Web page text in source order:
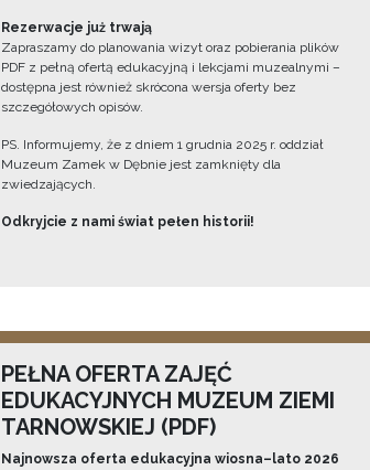
Rezerwacje już trwają
Zapraszamy do planowania wizyt oraz pobierania plików
PDF z pełną ofertą edukacyjną i lekcjami muzealnymi –
dostępna jest również skrócona wersja oferty bez
szczegółowych opisów.
PS. Informujemy, że z dniem 1 grudnia 2025 r. oddział
Muzeum Zamek w Dębnie jest zamknięty dla
zwiedzających.
Odkryjcie z nami świat pełen historii!
PEŁNA OFERTA ZAJĘĆ
EDUKACYJNYCH MUZEUM ZIEMI
TARNOWSKIEJ (PDF)
Najnowsza oferta edukacyjna wiosna–lato 2026